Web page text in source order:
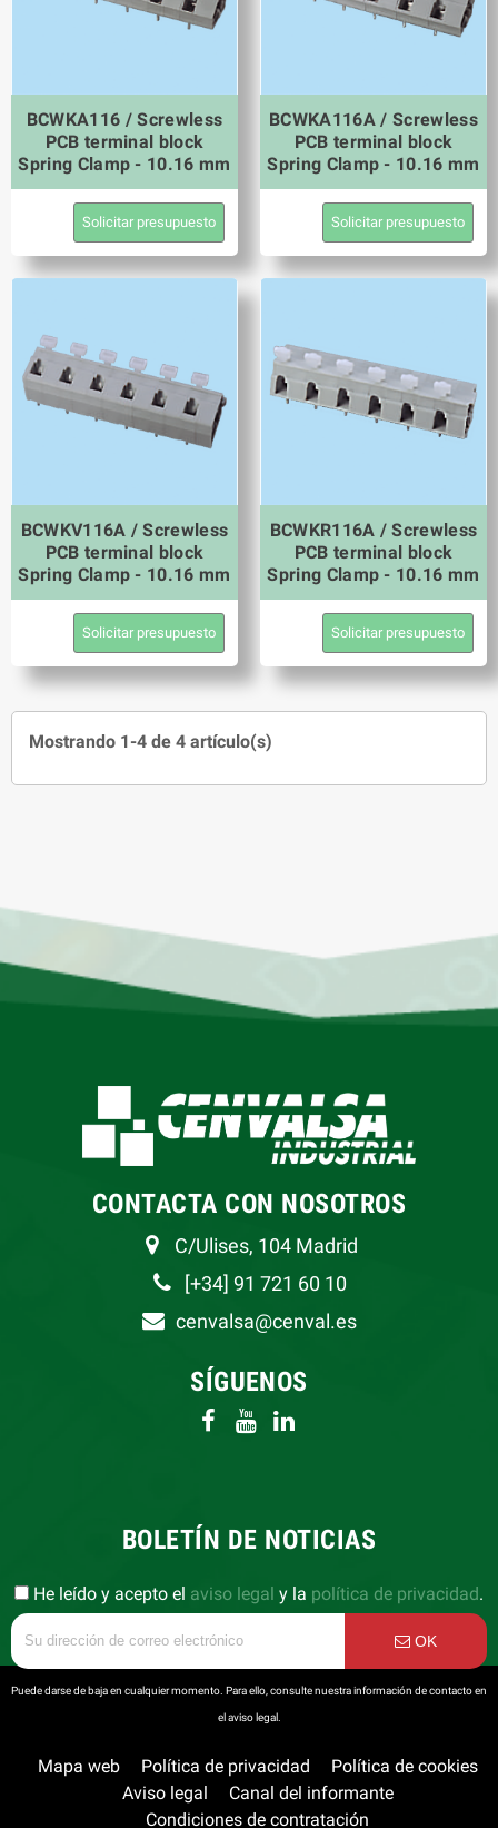
BCWKA116 / Screwless
PCB terminal block
Spring Clamp - 10.16 mm
Solicitar presupuesto
BCWKA116A / Screwless
PCB terminal block
Spring Clamp - 10.16 mm
Solicitar presupuesto
BCWKV116A / Screwless
PCB terminal block
Spring Clamp - 10.16 mm
Solicitar presupuesto
BCWKR116A / Screwless
PCB terminal block
Spring Clamp - 10.16 mm
Solicitar presupuesto
Mostrando 1-4 de 4 artículo(s)
CONTACTA CON NOSOTROS
C/Ulises, 104 Madrid
[+34] 91 721 60 10
cenvalsa@cenval.es
SÍGUENOS
BOLETÍN DE NOTICIAS
He leído y acepto el aviso legal y la política de privacidad.
OK
Puede darse de baja en cualquier momento. Para ello, consulte nuestra información de contacto en
el aviso legal.
Mapa web Política de privacidad
Política de cookies
Aviso legal
Canal del informante
Condiciones de contratación